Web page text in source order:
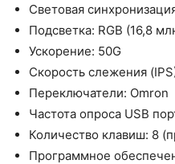
Световая
Подсветка: RGB (16,8
Ускорение: 50G
Скорость слежения
Переключатели: Omron
Частота опроса USB
Количество клавиш: 8
Программное